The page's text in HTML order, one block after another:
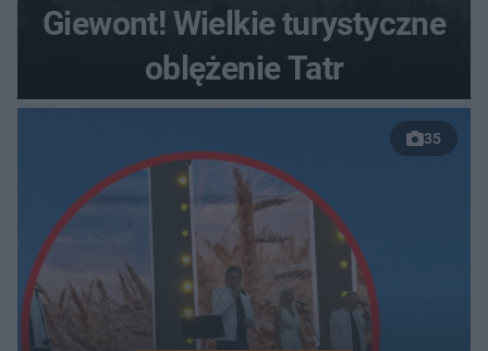
Giewont! Wielkie turystyczne
oblężenie Tatr
35